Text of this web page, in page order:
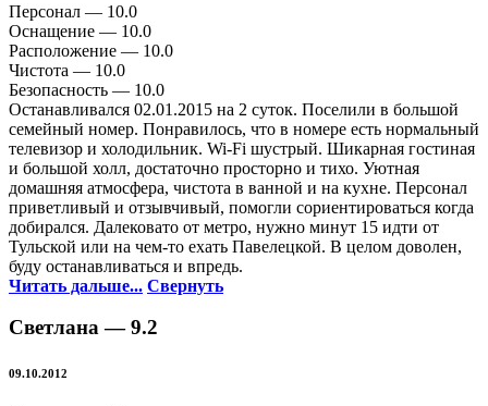
Персонал — 10.0
Оснащение — 10.0
Расположение — 10.0
Чистота — 10.0
Безопасность — 10.0
Останавливался 02.01.2015 на 2 суток. Поселили в большой
семейный номер. Понравилось, что в номере есть нормальный
телевизор и холодильник. Wi-Fi шустрый. Шикарная гостиная
и большой холл, достаточно просторно и тихо. Уютная
домашняя атмосфера, чистота в ванной и на кухне. Персонал
приветливый и отзывчивый, помогли сориентироваться когда
добирался. Далековато от метро, нужно минут 15 идти от
Тульской или на чем-то ехать Павелецкой. В целом доволен,
буду останавливаться и впредь.
Читать дальше... Свернуть
Светлана —9.2
09.10.2012